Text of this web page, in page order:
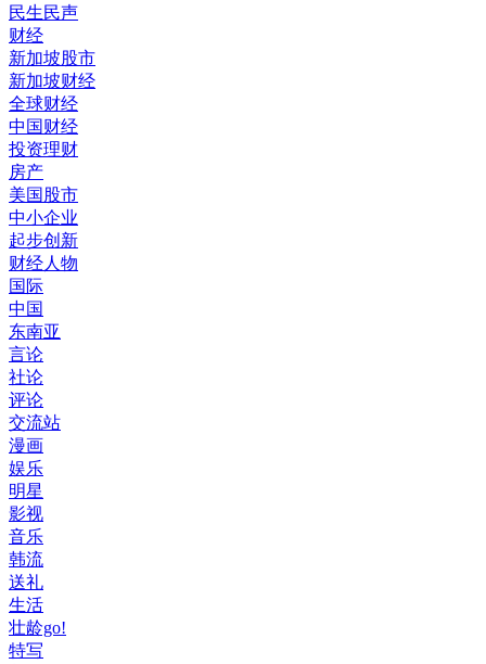
民生民声
财经
新加坡股市
新加坡财经
全球财经
中国财经
投资理财
房产
美国股市
中小企业
起步创新
财经人物
国际
中国
东南亚
言论
社论
评论
交流站
漫画
娱乐
明星
影视
音乐
韩流
送礼
生活
壮龄go!
特写